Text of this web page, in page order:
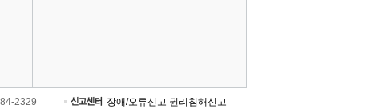
2329 장애/오류신고 권리침해신고